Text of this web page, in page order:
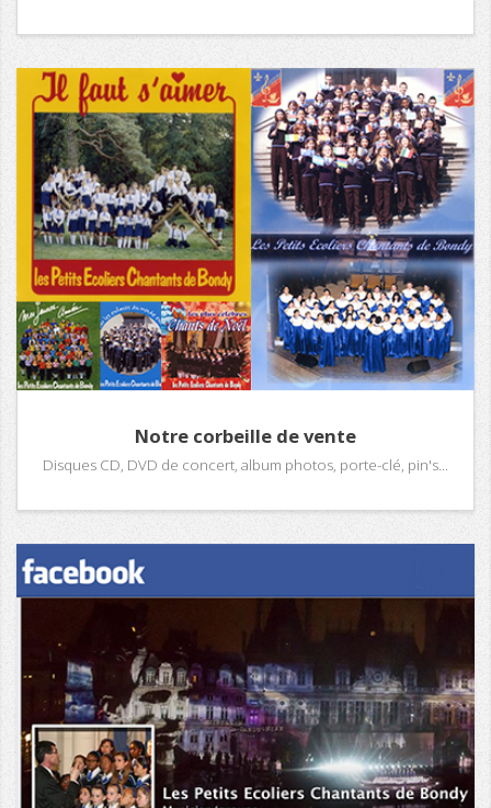
Notre corbeille de vente
Disques CD, DVD de concert, album photos, porte-clé, pin's...